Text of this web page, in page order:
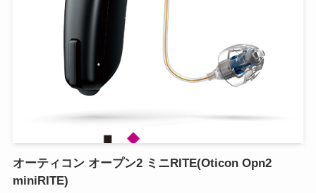
オーティコン オープン2 ミニRITE(Oticon Opn2
miniRITE)